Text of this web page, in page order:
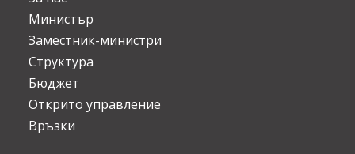
Министър
Заместник-министри
Структура
Бюджет
Открито управление
Връзки